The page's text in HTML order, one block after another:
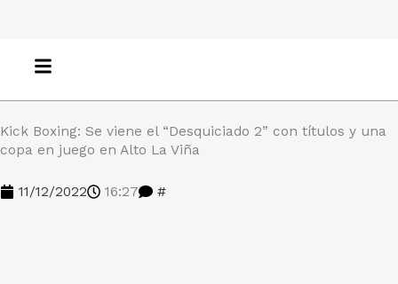
Kick Boxing: Se viene el “Desquiciado 2” con títulos y una
copa en juego en Alto La Viña
11/12/2022 16:27 #